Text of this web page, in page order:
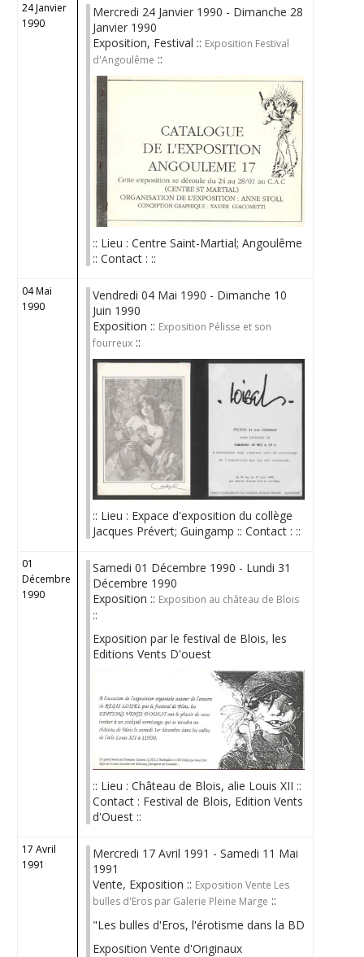
24 Janvier
1990
Mercredi 24 Janvier 1990 - Dimanche 28
Janvier 1990
Exposition, Festival :: Exposition Festival
d'Angoulême ::
:: Lieu : Centre Saint-Martial; Angoulême
:: Contact : ::
04 Mai
1990
Vendredi 04 Mai 1990 - Dimanche 10
Juin 1990
Exposition :: Exposition Pélisse et son
fourreux ::
:: Lieu : Expace d'exposition du collège
Jacques Prévert; Guingamp :: Contact : ::
01
Décembre
1990
Samedi 01 Décembre 1990 - Lundi 31
Décembre 1990
Exposition :: Exposition au château de Blois
::
Exposition par le festival de Blois, les
Editions Vents D'ouest
:: Lieu : Château de Blois, alie Louis XII ::
Contact : Festival de Blois, Edition Vents
d'Ouest ::
17 Avril
1991
Mercredi 17 Avril 1991 - Samedi 11 Mai
1991
Vente, Exposition :: Exposition Vente Les
bulles d'Eros par Galerie Pleine Marge ::
"Les bulles d'Eros, l'érotisme dans la BD
Exposition Vente d'Originaux